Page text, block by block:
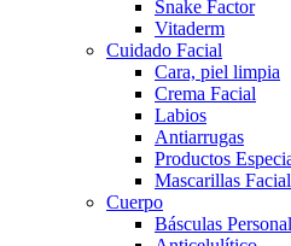
Snake Factor
Vitaderm
Cuidado Facial
Cara, piel limpia
Crema Facial
Labios
Antiarrugas
Productos
Mascarillas
Cuerpo
Básculas